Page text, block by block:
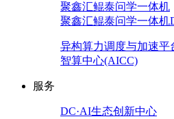
聚鑫汇鲲泰问学一体机
聚鑫汇鲲泰问学一体机
异构算力调度与加速平
智算中心(AICC)
服务
DC·AI生态创新中心